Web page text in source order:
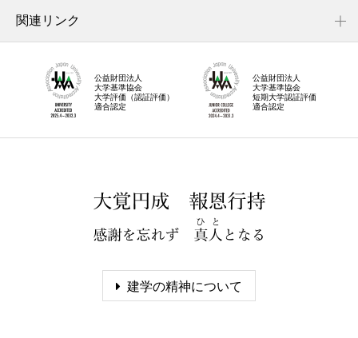
関連リンク
公益財団法人
大学基準協会
大学評価（認証評価）
適合認定
公益財団法人
大学基準協会
短期大学認証評価
適合認定
建学の精神について